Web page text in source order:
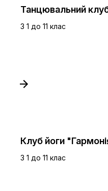
Танцювальний
З 1 до 11 клас
Клуб йоги
З 1 до 11 клас